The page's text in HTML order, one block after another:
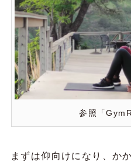
参照「
まずは仰向けになり、か